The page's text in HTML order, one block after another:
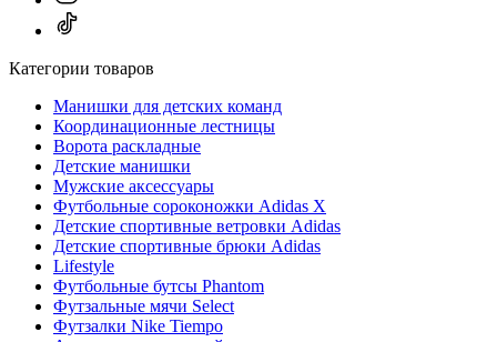
Категории товаров
Манишки для детских команд
Координационные лестницы
Ворота раскладные
Детские манишки
Мужские аксессуары
Футбольные сороконожки Adidas Х
Детские спортивные ветровки Adidas
Детские спортивные брюки Adidas
Lifestyle
Футбольные бутсы Phantom
Футзальные мячи Select
Футзалки Nike Tiempo